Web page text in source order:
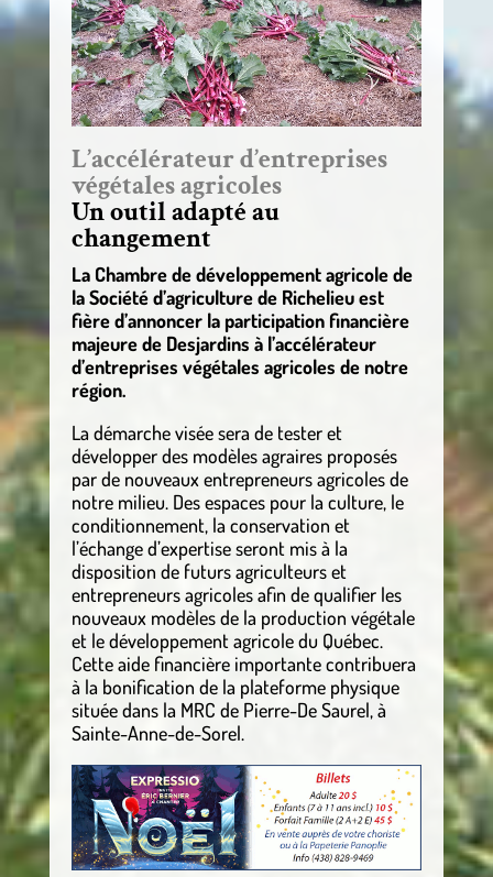
L’accélérateur d’entreprises
végétales agricoles
Un outil adapté au
changement
La Chambre de développement agricole de
la Société d’agriculture de Richelieu est
fière d’annoncer la participation financière
majeure de Desjardins à l’accélérateur
d’entreprises végétales agricoles de notre
région.
La démarche visée sera de tester et
développer des modèles agraires proposés
par de nouveaux entrepreneurs agricoles de
notre milieu. Des espaces pour la culture, le
conditionnement, la conservation et
l’échange d’expertise seront mis à la
disposition de futurs agriculteurs et
entrepreneurs agricoles afin de qualifier les
nouveaux modèles de la production végétale
et le développement agricole du Québec.
Cette aide financière importante contribuera
à la bonification de la plateforme physique
située dans la MRC de Pierre-De Saurel, à
Sainte-Anne-de-Sorel.